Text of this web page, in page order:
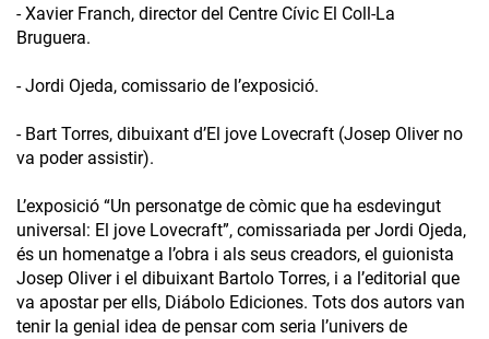
- Xavier Franch, director del Centre Cívic El Coll-La
Bruguera.
- Jordi Ojeda, comissario de l’exposició.
- Bart Torres, dibuixant d’El jove Lovecraft (Josep Oliver no
va poder assistir).
L’exposició “Un personatge de còmic que ha esdevingut
universal: El jove Lovecraft”, comissariada per Jordi Ojeda,
és un homenatge a l’obra i als seus creadors, el guionista
Josep Oliver i el dibuixant Bartolo Torres, i a l’editorial que
va apostar per ells, Diábolo Ediciones. Tots dos autors van
tenir la genial idea de pensar com seria l’univers de